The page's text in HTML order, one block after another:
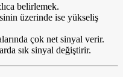
belirlemek.
üzerinde ise yükseliş
çok net sinyal verir.
sık sinyal değiştirir.